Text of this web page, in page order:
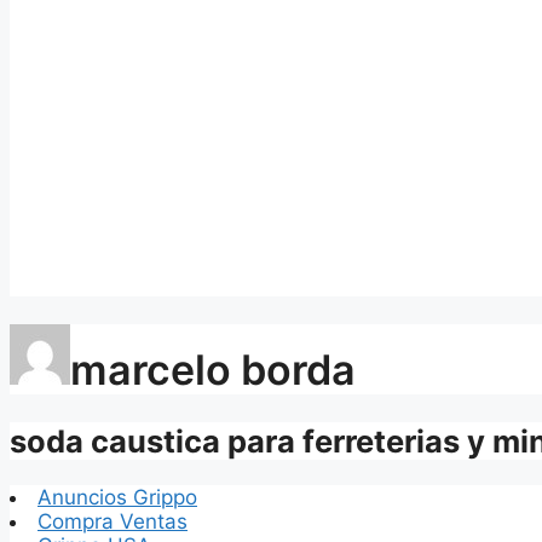
marcelo borda
soda caustica para ferreterias y
Anuncios Grippo
Compra Ventas